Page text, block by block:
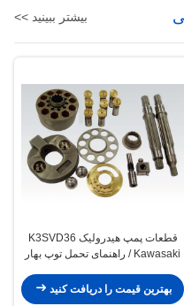
بیشتر ببینید >>
قطعات پمپ هیدرولیک K3SVD36
Kawasaki / راهنمای تحمل توپ بهار
بهترین قیمت را دریافت کنید